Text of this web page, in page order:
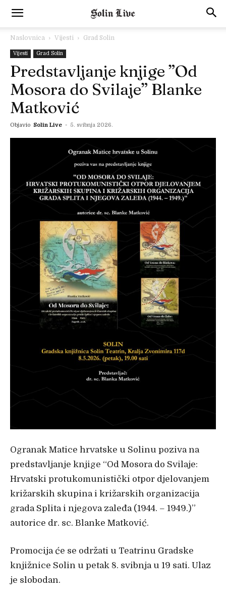
Naslovnica Vijesti Grad Solin
Vijesti Grad Solin
Predstavljanje knjige ”Od
Mosora do Svilaje” Blanke
Matković
Objavio Solin Live - 5. svibnja 2026.
Ogranak Matice hrvatske u Solinu poziva na
predstavljanje knjige “Od Mosora do Svilaje:
Hrvatski protukomunistički otpor djelovanjem
križarskih skupina i križarskih organizacija
grada Splita i njegova zaleđa (1944. – 1949.)”
autorice dr. sc. Blanke Matković.
Promocija će se održati u Teatrinu Gradske
knjižnice Solin u petak 8. svibnja u 19 sati. Ulaz
je slobodan.